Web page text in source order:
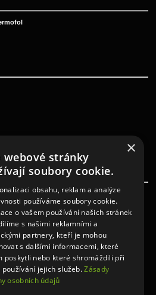
×
webové stránky
soubory cookie.
obsahu, reklam a analýze
používáme soubory cookie.
o vašem používání našich stránek
s našimi reklamními a
partnery, kteří je mohou
s dalšími informacemi, které
poskytli nebo které shromáždili při
používání jejich služeb.Zásady
osobních údajů